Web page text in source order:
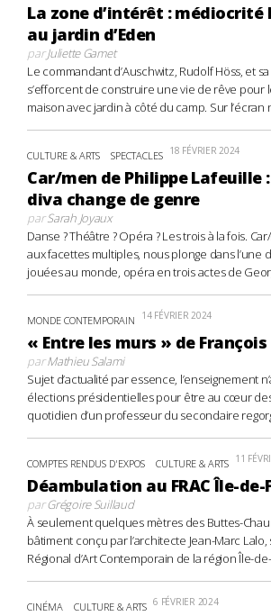
La zone d’intérêt :
au jardin d’Eden
parJuliette Gamet
Le commandant d’Auschwitz, Rudolf Höss, et
s’efforcent de construire une vie de rêve pour
maison avec jardin à côté du camp. Sur l’écran
CULTURE & ARTS SPECTACLES 18 FÉVRIER 2024
Car/men de Philippe Lafeuille
diva change de genre
parSarah Joyaux
Danse ? Théâtre ? Opéra ? Les trois à la fois.
aux facettes multiples, nous plonge dans l’une
jouées au monde, opéra en trois actes de
MONDE CONTEMPORAIN 14 FÉVRIER 2024
« Entre les murs » de
parMathieu Salami
Sujet d’actualité par essence, l’enseignement
élections présidentielles pour être au cœur
quotidien d’un professeur du secondaire
COMPTES RENDUS D'EXPOS CULTURE & ARTS 11
Déambulation au FRAC Île-de-
parGrégoire Suillaud
À seulement quelques mètres des Buttes-
bâtiment conçu par l’architecte Jean-Marc
Régional d’Art Contemporain de la région Île-
CINÉMA CULTURE & ARTS 6 FÉVRIER 2024